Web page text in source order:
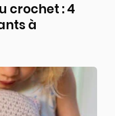
crochet : 4
à